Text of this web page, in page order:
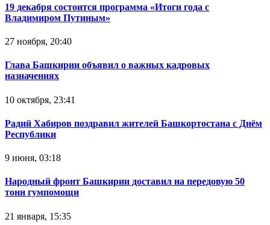
19 декабря состоится программа «Итоги года с
Владимиром Путиным»
27 ноября, 20:40
Глава Башкирии объявил о важных кадровых
назначениях
10 октября, 23:41
Радий Хабиров поздравил жителей Башкортостана с Днём
Республики
9 июня, 03:18
Народный фронт Башкирии доставил на передовую 50
тонн гумпомощи
21 января, 15:35